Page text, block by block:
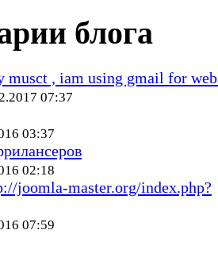
блога
musct , iam using gmail for
07:37
03:37
02:18
joomla-master.org/index.php?
07:59